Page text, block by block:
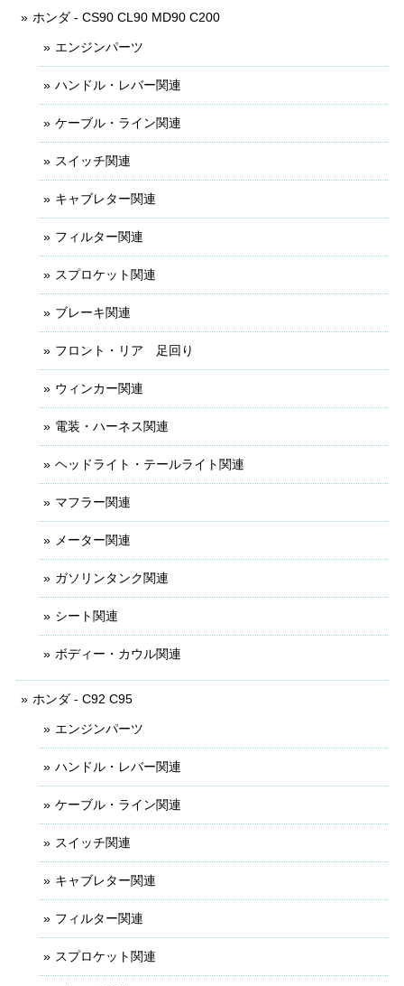
ホンダ - CS90 CL90 MD90 C200
エンジンパーツ
ハンドル・レバー関連
ケーブル・ライン関連
スイッチ関連
キャブレター関連
フィルター関連
スプロケット関連
ブレーキ関連
フロント・リア 足回り
ウィンカー関連
電装・ハーネス関連
ヘッドライト・テールライト関連
マフラー関連
メーター関連
ガソリンタンク関連
シート関連
ボディー・カウル関連
ホンダ - C92 C95
エンジンパーツ
ハンドル・レバー関連
ケーブル・ライン関連
スイッチ関連
キャブレター関連
フィルター関連
スプロケット関連